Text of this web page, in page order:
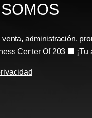
administración,
Center Of 203 🏢 ¡Tu